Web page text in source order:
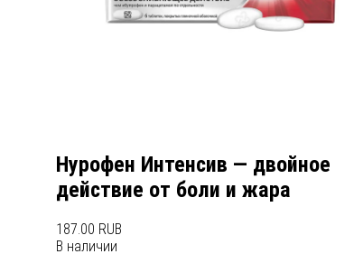
Нурофен Интенсив — двойное
действие от боли и жара
187.00 RUB
В наличии